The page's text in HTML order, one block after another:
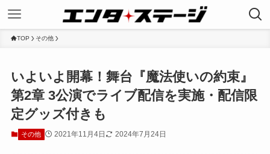
TOP その他
いよいよ開幕！舞台『魔法使いの約束』
第2章 3公演でライブ配信を実施・配信限
定グッズ付きも
その他 2021年11月4日 2024年7月24日